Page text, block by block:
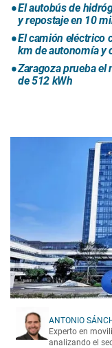
El autobús de
y repostaje en 10
El camión eléctrico
km de autonomía y
Zaragoza prueba el
de 512 kWh
ANTONIO
Experto en
analizando el